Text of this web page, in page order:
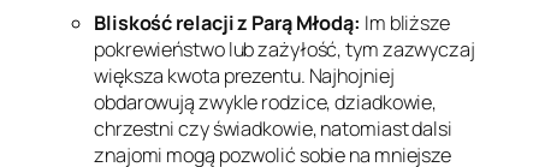
Bliskość relacji z Parą Młodą: Im bliższe
pokrewieństwo lub zażyłość, tym zazwyczaj
większa kwota prezentu. Najhojniej
obdarowują zwykle rodzice, dziadkowie,
chrzestni czy świadkowie, natomiast dalsi
znajomi mogą pozwolić sobie na mniejsze